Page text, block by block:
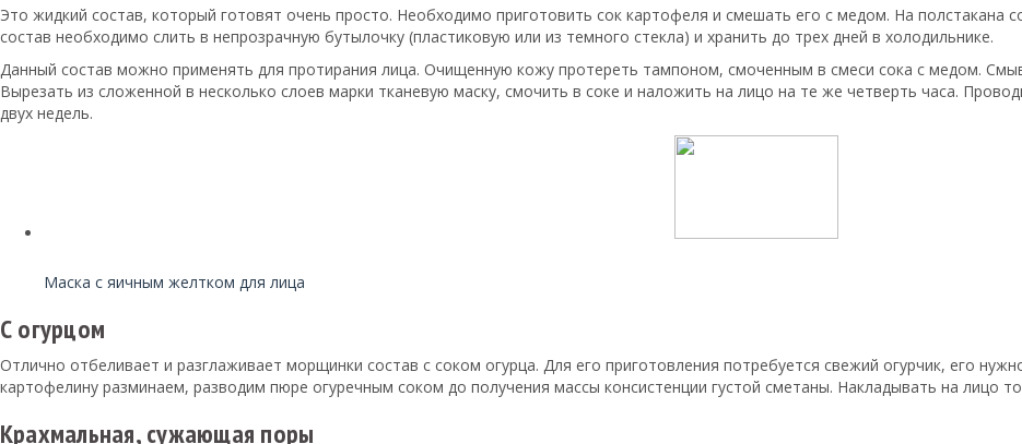
Это жидкий состав, который готовят очень просто. Необходимо приготовить сок картофеля и смешать его с медом. На полстакана
состав необходимо слить в непрозрачную бутылочку (пластиковую или из темного стекла) и хранить до трех дней в холодильнике.
Данный состав можно применять для протирания лица. Очищенную кожу протереть тампоном, смоченным в смеси сока с медом.
Вырезать из сложенной в несколько слоев марки тканевую маску, смочить в соке и наложить на лицо на те же четверть часа.
двух недель.
Маска с яичным желтком для лица
С огурцом
Отлично отбеливает и разглаживает морщинки состав с соком огурца. Для его приготовления потребуется свежий огурчик, его
картофелину разминаем, разводим пюре огуречным соком до получения массы консистенции густой сметаны. Накладывать на лицо
Крахмальная, сужающая поры